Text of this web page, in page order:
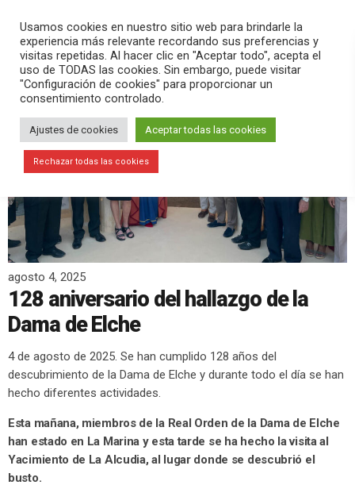
search menu pause PLAY
agosto 4, 2025
128 aniversario del hallazgo de la
Dama de Elche
4 de agosto de 2025. Se han cumplido 128 años del
descubrimiento de la Dama de Elche y durante todo el día se han
hecho diferentes actividades.
Esta mañana, miembros de la Real Orden de la Dama de Elche
han estado en La Marina y esta tarde se ha hecho la visita al
Yacimiento de La Alcudia, al lugar donde se descubrió el
busto.
Usamos cookies en nuestro sitio web para brindarle la
experiencia más relevante recordando sus preferencias y
visitas repetidas. Al hacer clic en "Aceptar todo", acepta el
uso de TODAS las cookies. Sin embargo, puede visitar
"Configuración de cookies" para proporcionar un
consentimiento controlado.
Ajustes de cookies Aceptar todas las cookies
Rechazar todas las cookies